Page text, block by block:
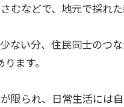
むなどで、地元で採れ
ない分、住民同士のつ
ます。
限られ、日常生活には